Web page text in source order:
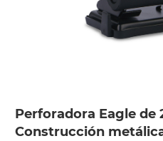
Perforadora Eagle de
Construcción